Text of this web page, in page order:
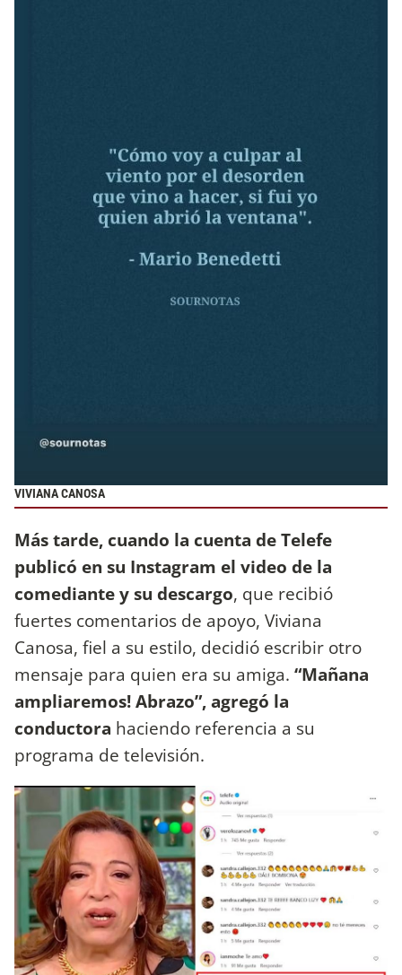
VIVIANA CANOSA
Más tarde, cuando la cuenta de Telefe
publicó en su Instagram el video de la
comediante y su descargo, que recibió
fuertes comentarios de apoyo, Viviana
Canosa, fiel a su estilo, decidió escribir otro
mensaje para quien era su amiga. “Mañana
ampliaremos! Abrazo”, agregó la
conductora haciendo referencia a su
programa de televisión.